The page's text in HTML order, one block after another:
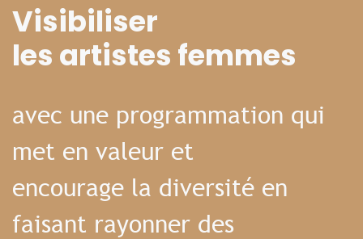
Visibiliser
les artistes femmes
avec une programmation qui
met en valeur et
encourage la diversité en
faisant rayonner des